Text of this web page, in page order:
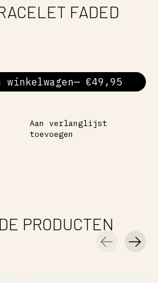
FADED
winkelwagen
— €49,95
Aan verlanglijst
toevoegen
PRODUCTEN